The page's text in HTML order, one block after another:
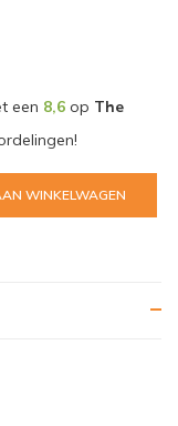
een 8,6op The
WINKELWAGEN